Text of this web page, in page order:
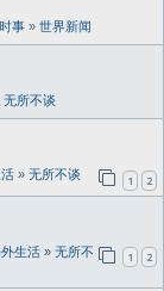
事 » 世界新闻
无所不谈
1 2
» 无所不谈
1 2
生活 » 无所不